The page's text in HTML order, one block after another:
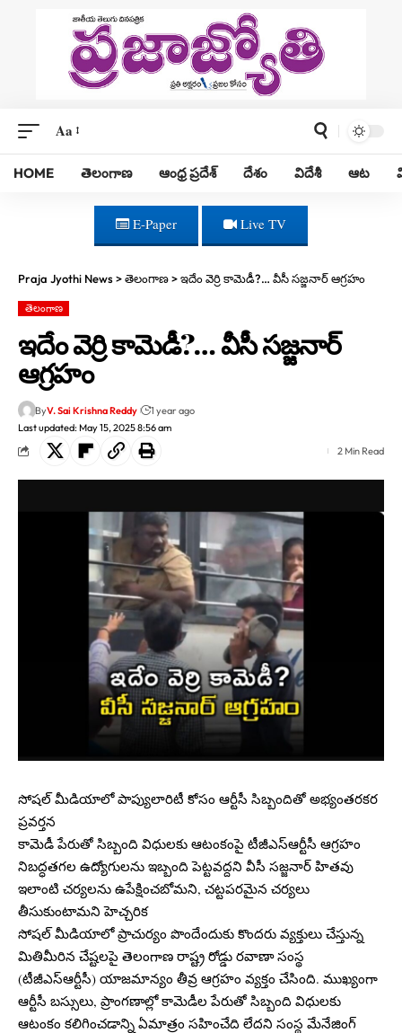
Aa
HOME తెలంగాణ ఆంధ్ర ప్రదేశ్ దేశం విదేశీ ఆట
E-Paper Live TV
Praja Jyothi News>తెలంగాణ>ఇదేం వెర్రి కామెడీ?… వీసీ సజ్జనార్ ఆగ్రహం
తెలంగాణ
ఇదేం వెర్రి కామెడీ?… వీసీ సజ్జనార్
ఆగ్రహం
Last updated: May 15, 2025 8:56 am
ByV. Sai Krishna Reddy 1 year ago
2 Min Read
సోషల్ మీడియాలో పాప్యులారిటీ కోసం ఆర్టీసీ సిబ్బందితో అభ్యంతరకర
ప్రవర్తన
కామెడీ పేరుతో సిబ్బంది విధులకు ఆటంకంపై టీజీఎస్ఆర్టీసీ ఆగ్రహం
నిబద్ధతగల ఉద్యోగులను ఇబ్బంది పెట్టవద్దని వీసీ సజ్జనార్ హితవు
ఇలాంటి చర్యలను ఉపేక్షించబోమని, చట్టపరమైన చర్యలు
తీసుకుంటామని హెచ్చరిక
సోషల్ మీడియాలో ప్రాచుర్యం పొందేందుకు కొందరు వ్యక్తులు చేస్తున్న
మితిమీరిన చేష్టలపై తెలంగాణ రాష్ట్ర రోడ్డు రవాణా సంస్థ
(టీజీఎస్ఆర్టీసీ) యాజమాన్యం తీవ్ర ఆగ్రహం వ్యక్తం చేసింది. ముఖ్యంగా
ఆర్టీసీ బస్సులు, ప్రాంగణాల్లో కామెడీల పేరుతో సిబ్బంది విధులకు
ఆటంకం కలిగించడాన్ని ఏమాత్రం సహించేది లేదని సంస్థ మేనేజింగ్